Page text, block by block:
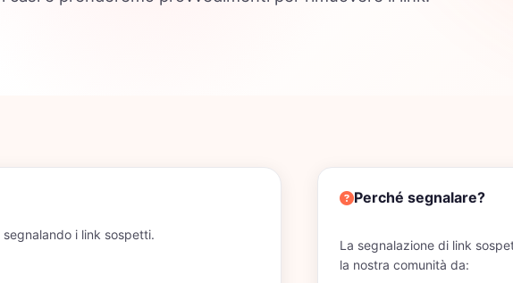
i link sospetti.
Perché segnalare?
La segnalazione di link
la nostra comunità da: